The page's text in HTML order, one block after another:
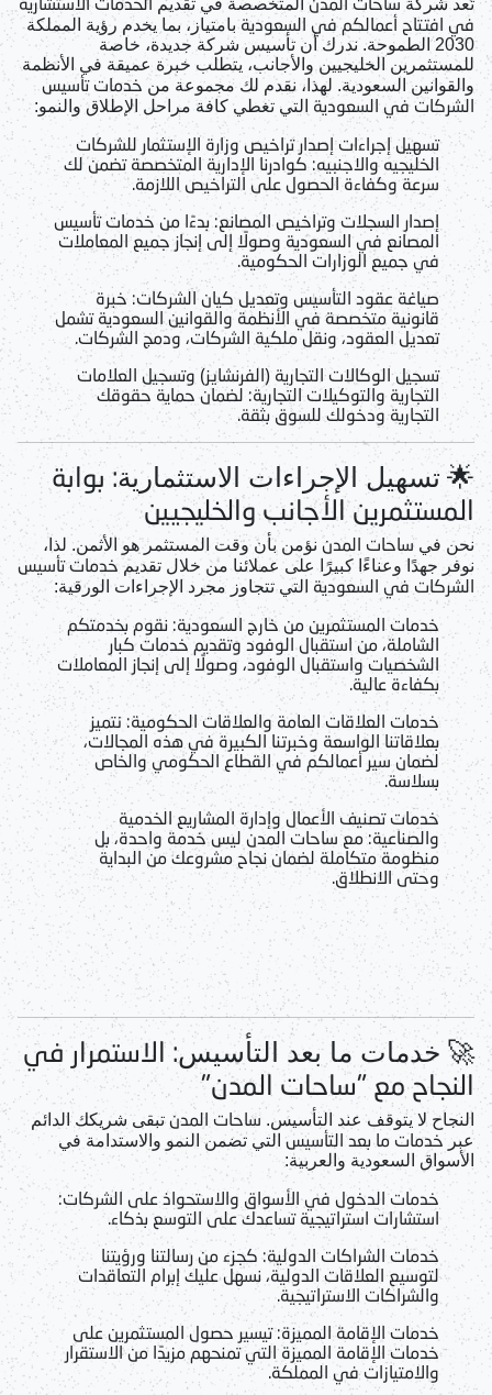
في افتتاح أعمالكم في السعوديةبامتياز، بما يخدم رؤية المملكة
2030 الطموحة. ندرك أن تأسيس شركة جديدة، خاصة
للمستثمرين الخليجيين والأجانب، يتطلب خبرة عميقة في الأنظمة
والقوانين السعودية. لهذا، نقدم لك مجموعة من خدمات تأسيس
الشركات في السعودية التي تغطي كافة مراحل الإطلاق والنمو:
تسهيل إجراءات إصدار تراخيص وزارة الإستثمار للشركات
الخليجيه والاجنبيه: كوادرنا الإدارية المتخصصة تضمن لك
سرعة وكفاءة الحصول على التراخيص اللازمة.
إصدار السجلات وتراخيص المصانع: بدءًا من خدمات تأسيس
المصانع في السعودية وصولًا إلى إنجاز جميع المعاملات
في جميع الوزارات الحكومية.
صياغة عقود التأسيس وتعديل كيان الشركات: خبرة
قانونية متخصصة في الأنظمة والقوانين السعودية تشمل
تعديل العقود، ونقل ملكية الشركات، ودمج الشركات.
تسجيل الوكالات التجارية (الفرنشايز) وتسجيل العلامات
التجارية والتوكيلات التجارية: لضمان حماية حقوقك
التجارية ودخولك للسوق بثقة.
🌟 تسهيل الإجراءات الاستثمارية: بوابة
المستثمرين الأجانب والخليجيين
نحن في ساحات المدن نؤمن بأن وقت المستثمر هو الأثمن. لذا،
نوفر جهدًا وعناءًا كبيرًا على عملائنا من خلال تقديم خدمات تأسيس
الشركات في السعودية التي تتجاوز مجرد الإجراءات الورقية:
خدمات المستثمرين من خارج السعودية: نقوم بخدمتكم
الشاملة، من استقبال الوفود وتقديم خدمات كبار
الشخصيات واستقبال الوفود، وصولًا إلى إنجاز المعاملات
بكفاءة عالية.
خدمات العلاقات العامة والعلاقات الحكومية: نتميز
بعلاقاتنا الواسعة وخبرتنا الكبيرة في هذه المجالات،
لضمان سير أعمالكم في القطاع الحكومي والخاص
بسلاسة.
خدمات تصنيف الأعمال وإدارة المشاريع الخدمية
والصناعية: معساحات المدن ليس خدمة واحدة، بل
منظومة متكاملة لضمان نجاح مشروعك من البداية
وحتى الانطلاق.
🚀 خدمات ما بعد التأسيس: الاستمرار في
النجاح مع "ساحات المدن"
النجاح لا يتوقف عند التأسيس. ساحات المدنتبقى شريكك الدائم
عبر خدمات ما بعد التأسيس التي تضمن النمو والاستدامة في
الأسواق السعودية والعربية:
خدمات الدخول في الأسواق والاستحواذ على الشركات:
استشارات استراتيجية تساعدك على التوسع بذكاء.
خدمات الشراكات الدولية: كجزء من رسالتنا ورؤيتنا
لتوسيع العلاقات الدولية، نسهل عليك إبرام التعاقدات
والشراكات الاستراتيجية.
خدمات الإقامة المميزة: تيسير حصول المستثمرين على
خدمات الإقامة المميزةالتي تمنحهم مزيدًا من الاستقرار
والامتيازات في المملكة.